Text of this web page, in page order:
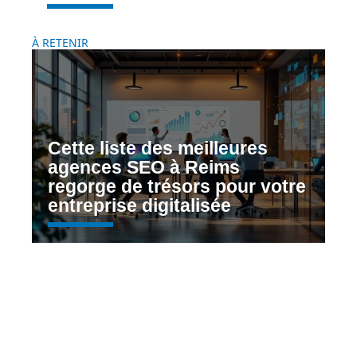
À RETENIR
Cette liste des meilleures
agences SEO à Reims
regorge de trésors pour votre
entreprise digitalisée